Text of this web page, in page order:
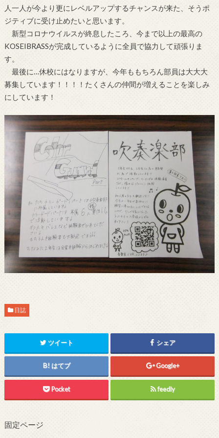
人一人が今より更にレベルアップするチャンスが来た、そうポ
ジティブに受け止めたいと思います。
新型コロナウイルスが終息したころ、今まで以上の最高の
KOSEIBRASSが完成しているように全員で協力して頑張りま
す。
最後に…休校にはなりますが、今年ももちろん部員は大大大
募集しています！！！！たくさんの仲間が増えることを楽しみ
にしています！
日誌
ツイート シェア
はてブ Google+
Pocket feedly
固定ページ